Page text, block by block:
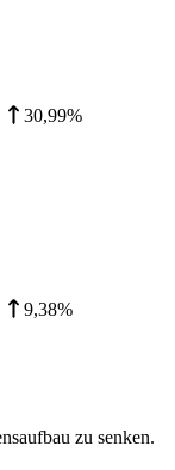
30,99%
9,38%
zu senken.